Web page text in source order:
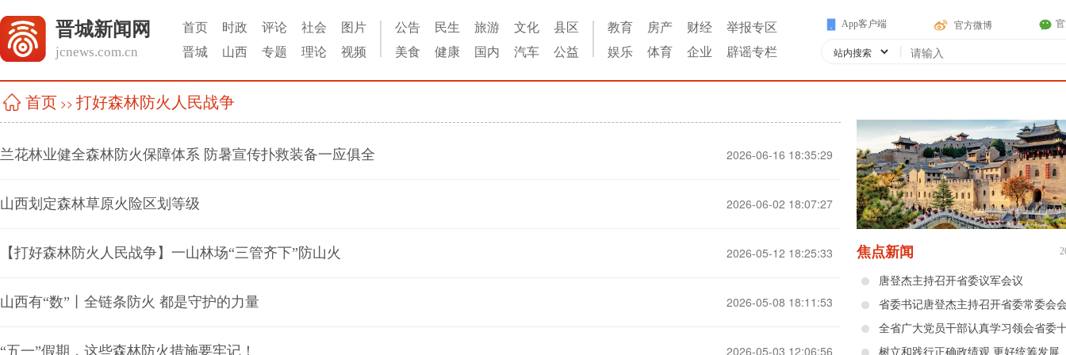
晋城新闻网
jcnews.com.cn
首页 时政 评论 社会
图片
晋城
山西 专题 理论 视频
公告 民生 旅游 文化
县区
美食
健康 国内 汽车 公益
教育 房产 财经
举报专区
娱乐
体育 企业 辟谣专栏
App客户端 官方微博
|
首页 >> 打好森林防火人民战争
兰花林业健全森林防火保障体系 防暑宣传扑救装备一应俱全 2026-06-16 18:35:29
山西划定森林草原火险区划等级 2026-06-02 18:07:27
【打好森林防火人民战争】一山林场“三管齐下”防山火 2026-05-12 18:25:33
山西有“数”丨全链条防火 都是守护的力量 2026-05-08 18:11:53
“五一”假期，这些森林防火措施要牢记！ 2026-05-03 12:06:56
焦点新闻
唐登杰主持召开省委议军会议
省委书记唐登杰主持召开省委常委会